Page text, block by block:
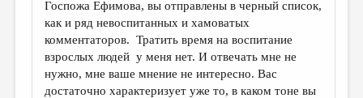
Госпожа Ефимова, вы отправлены в черный список,
как и ряд невоспитанных и хамоватых
комментаторов. Тратить время на воспитание
взрослых людей у меня нет. И отвечать мне не
нужно, мне ваше мнение не интересно. Вас
достаточно характеризует уже то, в каком тоне вы